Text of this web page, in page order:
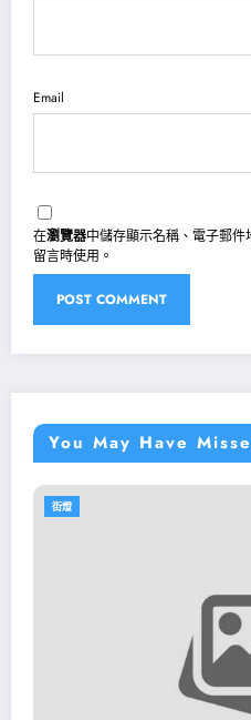
Email
在瀏覽器中儲存顯示名稱、電子郵
留言時使用。
You May Have